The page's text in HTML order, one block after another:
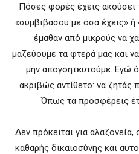
Πόσες φορές έχεις ακούσει
«συμβιβάσου με όσα έχεις»
έμαθαν από μικρούς να
μαζεύουμε τα φτερά μας και
μην απογοητευτούμε. Εγώ
ακριβώς αντίθετο: να ζητάς
Όπως τα προσφέρεις
Δεν πρόκειται για αλαζονεία,
καθαρής δικαιοσύνης και